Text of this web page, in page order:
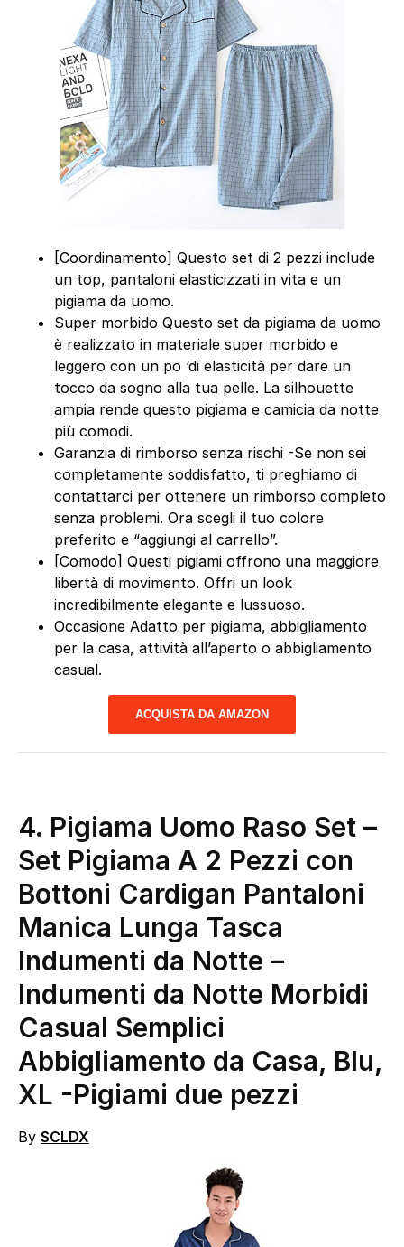
[Coordinamento] Questo set di 2 pezzi include
un top, pantaloni elasticizzati in vita e un
pigiama da uomo.
Super morbido Questo set da pigiama da uomo
è realizzato in materiale super morbido e
leggero con un po ‘di elasticità per dare un
tocco da sogno alla tua pelle. La silhouette
ampia rende questo pigiama e camicia da notte
più comodi.
Garanzia di rimborso senza rischi -Se non sei
completamente soddisfatto, ti preghiamo di
contattarci per ottenere un rimborso completo
senza problemi. Ora scegli il tuo colore
preferito e “aggiungi al carrello”.
[Comodo] Questi pigiami offrono una maggiore
libertà di movimento. Offri un look
incredibilmente elegante e lussuoso.
Occasione Adatto per pigiama, abbigliamento
per la casa, attività all’aperto o abbigliamento
casual.
ACQUISTA DA AMAZON
4. Pigiama Uomo Raso Set –
Set Pigiama A 2 Pezzi con
Bottoni Cardigan Pantaloni
Manica Lunga Tasca
Indumenti da Notte –
Indumenti da Notte Morbidi
Casual Semplici
Abbigliamento da Casa, Blu,
XL -Pigiami due pezzi
By SCLDX